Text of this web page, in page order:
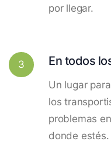
por llegar.
3 En todos
Un lugar
los
problemas
donde estés.